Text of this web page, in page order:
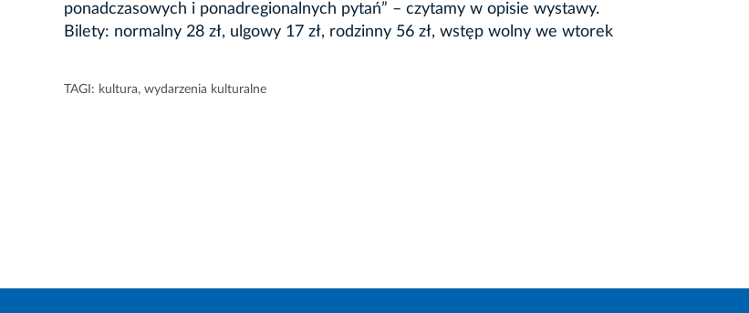
ponadczasowych i ponadregionalnych pytań” – czytamy w opisie wystawy.
Bilety: normalny 28 zł, ulgowy 17 zł, rodzinny 56 zł, wstęp wolny we wtorek
TAGI: kultura, wydarzenia kulturalne